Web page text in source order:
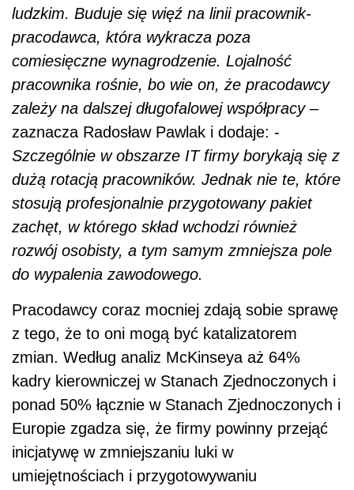
ludzkim. Buduje się więź na linii pracownik-
pracodawca, która wykracza poza
comiesięczne wynagrodzenie. Lojalność
pracownika rośnie, bo wie on, że pracodawcy
zależy na dalszej długofalowej współpracy –
zaznacza Radosław Pawlak i dodaje: -
Szczególnie w obszarze IT firmy borykają się z
dużą rotacją pracowników. Jednak nie te, które
stosują profesjonalnie przygotowany pakiet
zachęt, w którego skład wchodzi również
rozwój osobisty, a tym samym zmniejsza pole
do wypalenia zawodowego.
Pracodawcy coraz mocniej zdają sobie sprawę
z tego, że to oni mogą być katalizatorem
zmian. Według analiz McKinseya aż 64%
kadry kierowniczej w Stanach Zjednoczonych i
ponad 50% łącznie w Stanach Zjednoczonych i
Europie zgadza się, że firmy powinny przejąć
inicjatywę w zmniejszaniu luki w
umiejętnościach i przygotowywaniu